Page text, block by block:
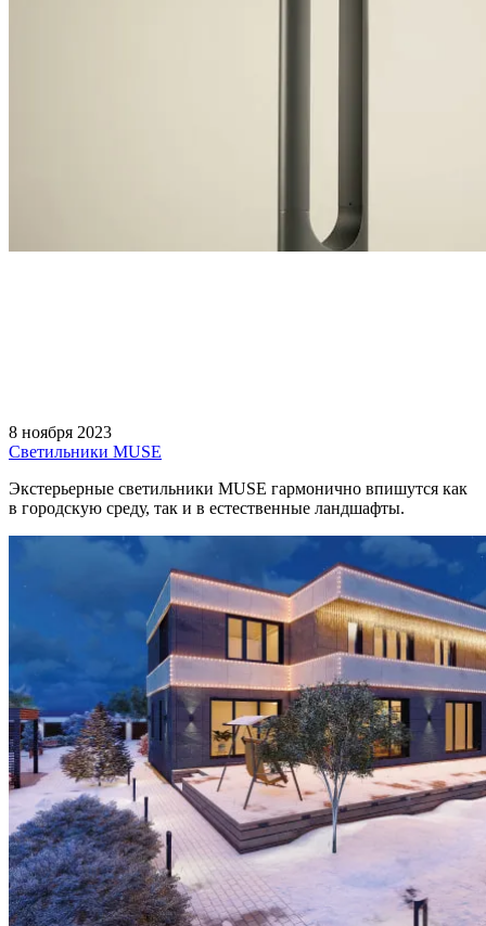
8 ноября 2023
Светильники MUSE
Экстерьерные светильники MUSE гармонично впишутся как
в городскую среду, так и в естественные ландшафты.